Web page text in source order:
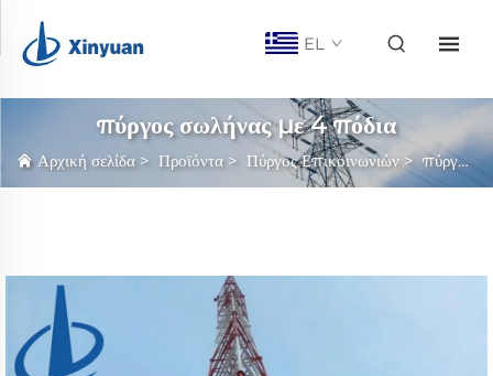
EL
πύργος σωλήνας με 4 πόδια
Αρχική σελίδα> Προϊόντα> Πύργος Επικοινωνιών>πύργος σωλήνας με 4 πόδια